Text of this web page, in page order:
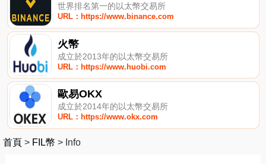
世界排名第一的以太幣交易所
URL：https://www.binance.com
火幣
成立於2013年的以太幣交易所
URL：https://www.huobi.com
歐易OKX
成立於2014年的以太幣交易所
URL：https://www.okx.com
首頁 > FIL幣 > Info